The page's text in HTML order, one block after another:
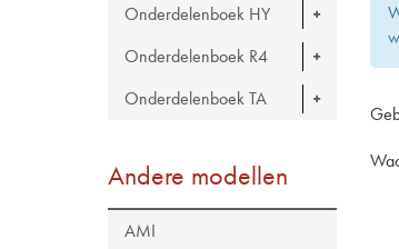
Onderdelenboek HY
Onderdelenboek R4
Onderdelenboek TA
Andere modellen
AMI